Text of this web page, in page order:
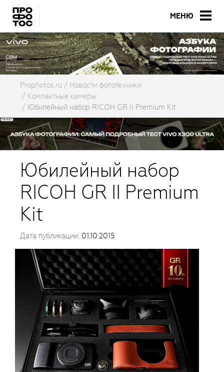
МЕНЮ
Prophotos.ru
Новости фототехники
Компактные камеры
Юбилейный набор RICOH GR II Premium Kit
Юбилейный набор
RICOH GR II Premium
Kit
Дата публикации: 01.10.2015